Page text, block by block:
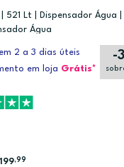
521 Lt | Dispensador Água |
Água
2 a 3 dias úteis
em loja Grátis*
-
,99